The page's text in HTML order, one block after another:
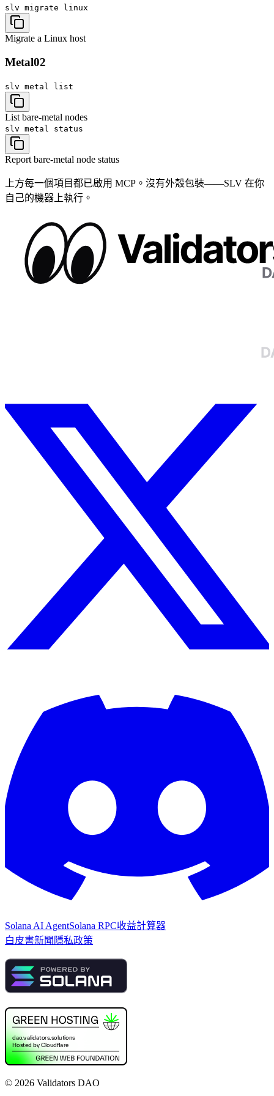
slv migrate linux
Migrate a Linux host
Metal02
slv metal list
List bare-metal nodes
slv metal status
Report bare-metal node status
上方每一個項目都已啟用 MCP。沒有外殼包裝——SLV 在你
自己的機器上執行。
Solana AI AgentSolana RPC收益計算器
白皮書新聞 隱私政策
© 2026 Validators DAO